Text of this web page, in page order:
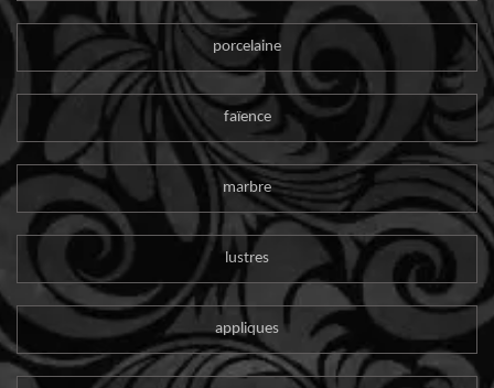
porcelaine
faïence
marbre
lustres
appliques